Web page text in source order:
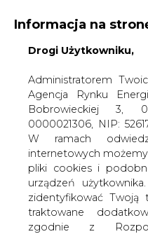
KONTAKT:
WYDAWCA PORTALU:
WYSOKI KONTRAST
Informacja na
Drogi Użytkowniku,
Administratorem
Agencja Rynku
Bobrowieckiej 3,
0000021306, NIP:
W ramach
internetowych
pliki cookies i
urządzeń
zidentyfikować Twoją
traktowane
zgodnie z